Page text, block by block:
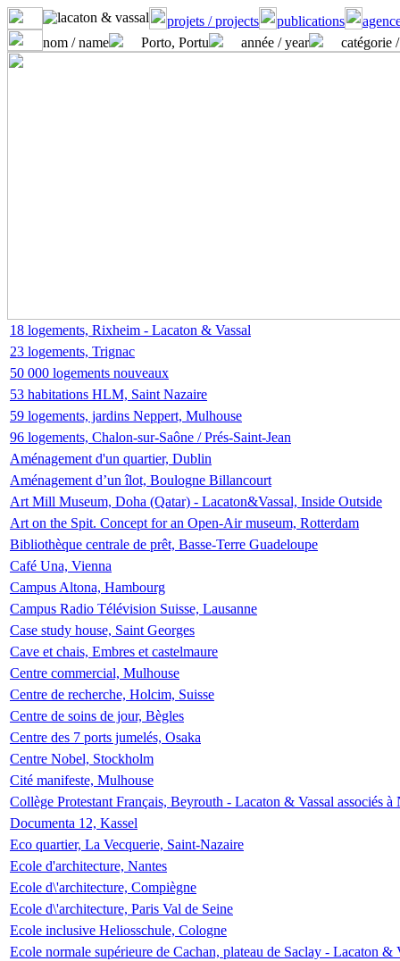
projets / projects publications
nom / name
Porto, Portu année / year catégorie
18 logements, Rixheim - Lacaton & Vassal
23 logements, Trignac
50 000 logements nouveaux
53 habitations HLM, Saint Nazaire
59 logements, jardins Neppert, Mulhouse
96 logements, Chalon-sur-Saône / Prés-Saint-Jean
Aménagement d'un quartier, Dublin
Aménagement d’un îlot, Boulogne Billancourt
Art Mill Museum, Doha (Qatar) - Lacaton&Vassal, Inside Outside
Art on the Spit. Concept for an Open-Air museum, Rotterdam
Bibliothèque centrale de prêt, Basse-Terre Guadeloupe
Café Una, Vienna
Campus Altona, Hambourg
Campus Radio Télévision Suisse, Lausanne
Case study house, Saint Georges
Cave et chais, Embres et castelmaure
Centre commercial, Mulhouse
Centre de recherche, Holcim, Suisse
Centre de soins de jour, Bègles
Centre des 7 ports jumelés, Osaka
Centre Nobel, Stockholm
Cité manifeste, Mulhouse
Collège Protestant Français, Beyrouth - Lacaton & Vassal associés
Documenta 12, Kassel
Eco quartier, La Vecquerie, Saint-Nazaire
Ecole d'architecture, Nantes
Ecole d\'architecture, Compiègne
Ecole d\'architecture, Paris Val de Seine
Ecole inclusive Heliosschule, Cologne
Ecole normale supérieure de Cachan, plateau de Saclay - Lacaton &